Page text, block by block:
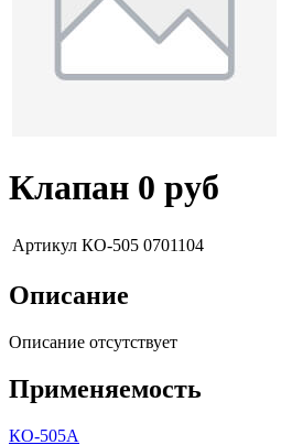
Клапан 0 руб
Артикул КО-505 0701104
Описание
Описание отсутствует
Применяемость
КО-505А